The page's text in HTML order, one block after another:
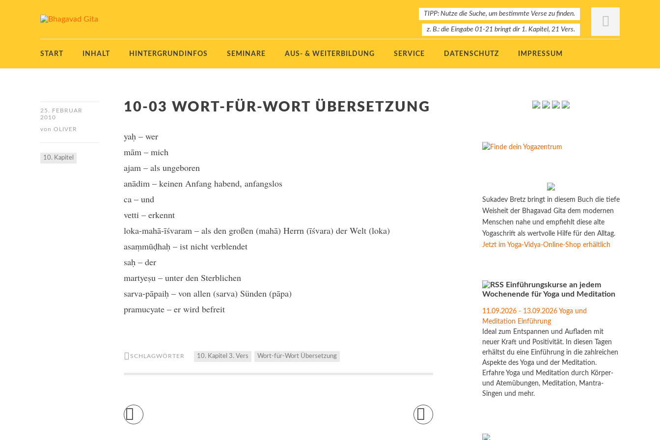
TIPP: Nutze die Suche, um bestimmte Verse zu finden.
z. B.: die Eingabe 01-21 bringt dir 1. Kapitel, 21 Vers.
START INHALT HINTERGRUNDINFOS SEMINARE AUS- & WEITERBILDUNG SERVICE DATENSCHUTZ IMPRESSUM
25. FEBRUAR
2010
von OLIVER
10. Kapitel
10-03 WORT-FÜR-WORT ÜBERSETZUNG
yaḥ – wer
mām – mich
ajam – als ungeboren
anādim – keinen Anfang habend, anfangslos
ca – und
vetti – erkennt
loka-mahā-īśvaram – als den großen (mahā) Herrn (īśvara) der Welt (loka)
asaṃmūḍhaḥ – ist nicht verblendet
saḥ – der
martyeṣu – unter den Sterblichen
sarva-pāpaiḥ – von allen (sarva) Sünden (pāpa)
pramucyate – er wird befreit
SCHLAGWÖRTER 10. Kapitel 3. Vers Wort-für-Wort Übersetzung
Sukadev Bretz bringt in diesem Buch die tiefe
Weisheit der Bhagavad Gita dem modernen
Menschen nahe und empfiehlt diese alte
Yogaschrift als wertvolle Hilfe für den Alltag.
Jetzt im Yoga-Vidya-Online-Shop erhältlich
Einführungskurse an jedem
Wochenende für Yoga und Meditation
11.09.2026 - 13.09.2026 Yoga und
Meditation Einführung
Ideal zum Entspannen und Aufladen mit
neuer Kraft und Positivität. In diesen Tagen
erhältst du eine Einführung in die zahlreichen
Aspekte des Yoga und der Meditation.
Erfahre Yoga und Meditation durch Körper-
und Atemübungen, Meditation, Mantra-
Singen und mehr.